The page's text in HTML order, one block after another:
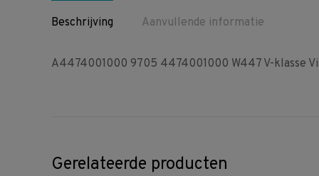
Beschrijving
Aanvullende informatie
A4474001000 9705 4474001000 W447 V-klasse
Gerelateerde producten